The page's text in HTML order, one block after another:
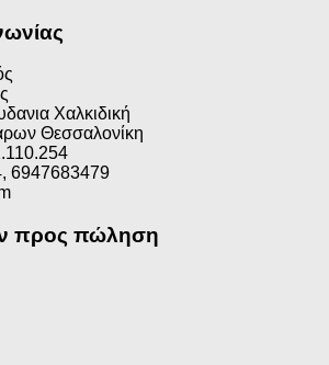
Χαλκιδική
Θεσσαλονίκη
6947683479
προς πώληση